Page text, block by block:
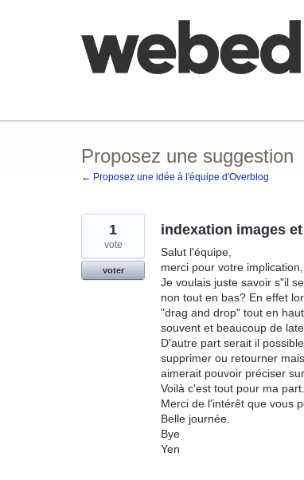
Proposez une suggestion
← Proposez une idée à l'équipe d'Overblog
indexation images
Salut l'équipe,
merci pour votre
Je voulais juste savoir s"il
non tout en bas? En effet
"drag and drop" tout en
souvent et beaucoup de
D'autre part serait il
supprimer ou retourner
aimerait pouvoir préciser
Voilà c'est tout pour ma part.
Merci de l'intérêt que vous
Belle journée.
Bye
Yen
1
vote
voter